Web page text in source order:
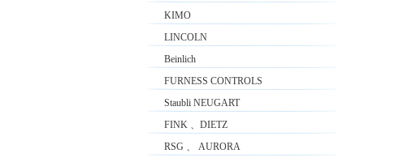
KIMO
LINCOLN
Beinlich
FURNESS CONTROLS
Staubli NEUGART
FINK 、DIETZ
RSG 、 AURORA